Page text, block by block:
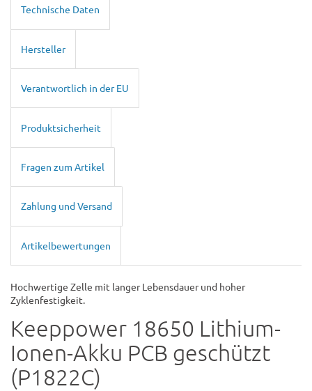
Technische Daten
Hersteller
Verantwortlich in der EU
Produktsicherheit
Fragen zum Artikel
Zahlung und Versand
Artikelbewertungen
Hochwertige Zelle mit langer Lebensdauer und hoher
Zyklenfestigkeit.
Keeppower 18650 Lithium-
Ionen-Akku PCB geschützt
(P1822C)